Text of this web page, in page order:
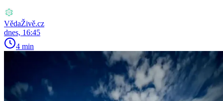
VědaŽivě.cz
dnes, 16:45
4 min